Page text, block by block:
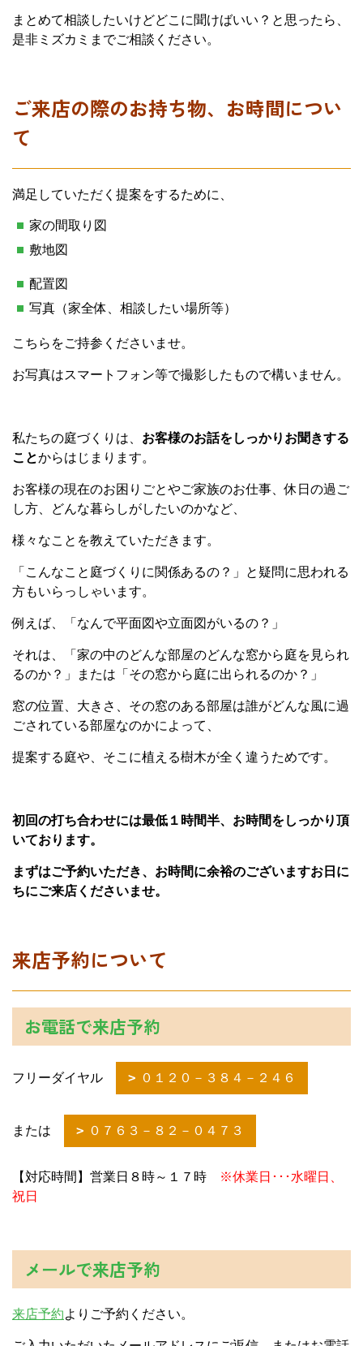
まとめて相談したいけどどこに聞けばいい？と思ったら、
是非ミズカミまでご相談ください。
ご来店の際のお持ち物、お時間につい
て
満足していただく提案をするために、
家の間取り図
敷地図
配置図
写真（家全体、相談したい場所等）
こちらをご持参くださいませ。
お写真はスマートフォン等で撮影したもので構いません。
私たちの庭づくりは、 お客様のお話をしっかりお聞きする
ことからはじまります。
お客様の現在のお困りごとやご家族のお仕事、休日の過ご
し方、どんな暮らしがしたいのかなど、
様々なことを教えていただきます。
「こんなこと庭づくりに関係あるの？」と疑問に思われる
方もいらっしゃいます。
例えば、「なんで平面図や立面図がいるの？」
それは、「家の中のどんな部屋のどんな窓から庭を見られ
るのか？」または「その窓から庭に出られるのか？」
窓の位置、大きさ、その窓のある部屋は誰がどんな風に過
ごされている部屋なのかによって、
提案する庭や、そこに植える樹木が全く違うためです。
初回の打ち合わせには最低１時間半、お時間をしっかり頂
いております。
まずはご予約いただき、お時間に余裕のございますお日に
ちにご来店くださいませ。
来店予約について
お電話で来店予約
フリーダイヤル ０１２０－３８４－２４６
または ０７６３－８２－０４７３
【対応時間】営業日８時～１７時
※休業日･･･水曜日、
祝日
メールで来店予約
来店予約よりご予約ください。